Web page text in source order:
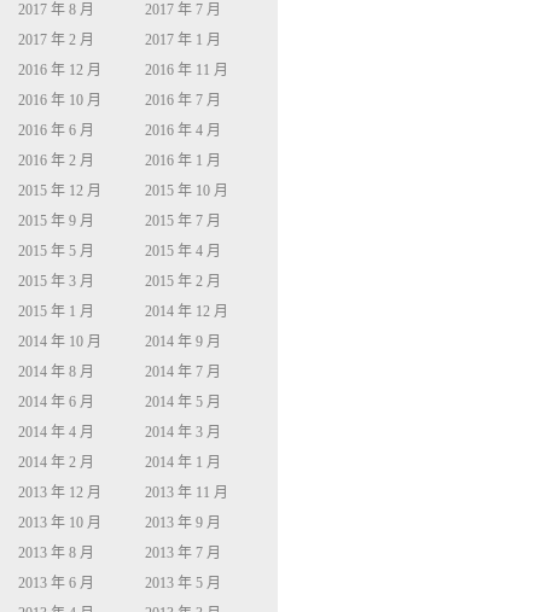
2017 年 8 月
2017 年 7 月
2017 年 2 月
2017 年 1 月
2016 年 12 月
2016 年 11 月
2016 年 10 月
2016 年 7 月
2016 年 6 月
2016 年 4 月
2016 年 2 月
2016 年 1 月
2015 年 12 月
2015 年 10 月
2015 年 9 月
2015 年 7 月
2015 年 5 月
2015 年 4 月
2015 年 3 月
2015 年 2 月
2015 年 1 月
2014 年 12 月
2014 年 10 月
2014 年 9 月
2014 年 8 月
2014 年 7 月
2014 年 6 月
2014 年 5 月
2014 年 4 月
2014 年 3 月
2014 年 2 月
2014 年 1 月
2013 年 12 月
2013 年 11 月
2013 年 10 月
2013 年 9 月
2013 年 8 月
2013 年 7 月
2013 年 6 月
2013 年 5 月